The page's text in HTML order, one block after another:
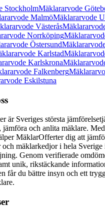
StockholmMäklararvode
MalmöMäklararvode
Västerås
Norrköping
Östersund
Karlstad
Karlskrona
Falkenberg
Eskilstuna
är Sveriges största
jämföra och anlita mäklare.
MäklarOfferter dig att
och mäklarkedjor i hela
Genom verifierade
unik, rikstäckande
får du bättre insyn och ett